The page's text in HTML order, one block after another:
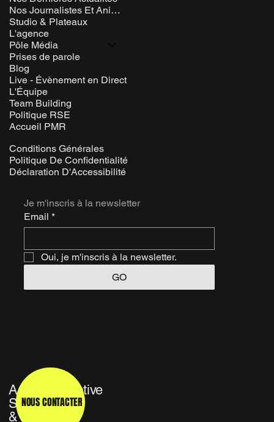
Nos Journalistes Et Animateurs
Studio & Plateaux
L'agence
Pôle Média
Prises de parole
Blog
Live - Évènement en Direct
L'Équipe
Team Building
Politique RSE
Accueil PMR
Conditions Générales
Politique De Confidentialité
Déclaration D'Accessibilité
Je m'inscris à la newsletter
Email *
Oui, je m'inscris à la newsletter.
GO
Agence Créative
Studio TV
& Média
NOUS CONTACTER